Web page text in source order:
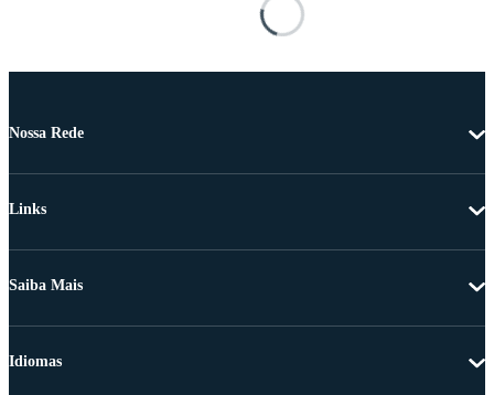
Nossa Rede
Links
Saiba Mais
Idiomas